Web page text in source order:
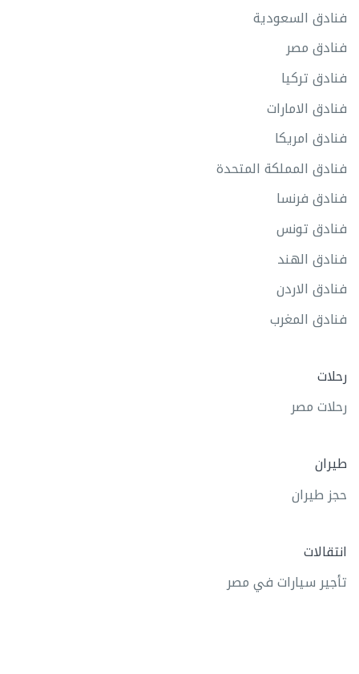
فنادق السعودية
فنادق مصر
فنادق تركيا
فنادق الامارات
فنادق امريكا
فنادق المملكة المتحدة
فنادق فرنسا
فنادق تونس
فنادق الهند
فنادق الاردن
فنادق المغرب
رحلات
رحلات مصر
طيران
حجز طيران
انتقالات
تأجير سيارات في مصر